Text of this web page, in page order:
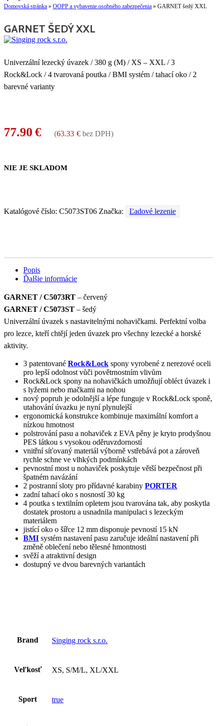
Domovská stránka » OOPP a vybavenie osobného zabezpečenia » GARNET šedý XXL
GARNET ŠEDÝ XXL
Univerzální lezecký úvazek / 380 g (M) / XS – XXL / 3
Rock&Lock / 4 tvarovaná poutka / BMI systém / tahací oko / 2
barevné varianty
77.90 € (63.33 € bez DPH)
NIE JE SKLADOM
Katalógové číslo: C5073ST06 Značka: Ľadové lezenie
Popis
Ďalšie informácie
GARNET / C5073RT – červený
GARNET /C5073ST – šedý
Univerzální úvazek s nastavitelnými nohavičkami. Perfektní volba
pro lezce, kteří chtějí jeden úvazek pro všechny lezecké a horské
aktivity.
3 patentované Rock&Lock spony vyrobené z nerezové oceli
pro lepší odolnost vůči povětrnostním vlivům
Rock&Lock spony na nohavičkách umožňují obléct úvazek i
s lyžemi nebo mačkami na nohou
nový popruh je odolnější a lépe funguje v Rock&Lock sponě,
utahování úvazku je nyní plynulejší
ergonomická konstrukce kombinuje maximální komfort a
nízkou hmotnost
polstrování pasu a nohaviček z EVA pěny je kryto prodyšnou
PES látkou s vysokou oděruvzdorností
vnitřní síťovaný materiál výborně vstřebává pot a zároveň
rychle schne ve vlhkých podmínkách
pevnostní most u nohaviček poskytuje větší bezpečnost při
špatném navázání
2 postranní sloty pro přídavné karabiny PORTER
zadní tahací oko s nosností 30 kg
4 poutka s textilním opletem jsou tvarována tak, aby poskytla
dostatek prostoru a usnadnila manipulaci s lezeckým
materiálem
jistící oko o šířce 12 mm disponuje pevností 15 kN
BMI systém nastavení pasu zaručuje ideální nastavení při
změně oblečení nebo tělesné hmontnosti
svěží a atraktivní design
dostupný ve dvou barevných variantách
Brand Singing rock s.r.o.
Veľkosť XS, S/M/L, XL/XXL
Sport true